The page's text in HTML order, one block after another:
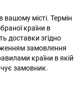
вашому місті. Термін
країни в
доставки згідно
замовлення
країни в якій
замовник.